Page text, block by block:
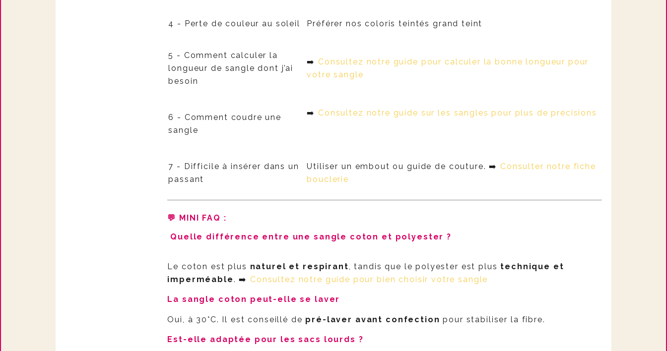
4 - Perte de couleur au soleil Préférer nos coloris teintés grand teint
5 - Comment calculer la
longueur de sangle dont j’ai
besoin
➡️ Consultez notre guide pour calculer la bonne longueur pour
votre sangle
6 - Comment coudre une
sangle
➡️ Consultez notre guide sur les sangles pour plus de précisions
7 - Difficile à insérer dans un
passant
Utiliser un embout ou guide de couture. ➡️ Consulter notre fiche
bouclerie
💬 MINI FAQ :
Quelle différence entre une sangle coton et polyester ?
Le coton est plus naturel et respirant, tandis que le polyester est plus technique et
imperméable. ➡️ Consultez notre guide pour bien choisir votre sangle
La sangle coton peut-elle se laver
Oui, à 30°C. Il est conseillé de pré-laver avant confection pour stabiliser la fibre.
Est-elle adaptée pour les sacs lourds ?